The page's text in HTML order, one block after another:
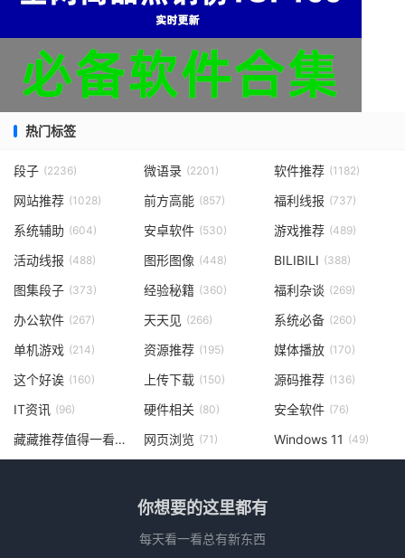
热门标签
段子 (2236) 微语录 (2201) 软件推荐 (1182)
网站推荐 (1028) 前方高能 (857) 福利线报 (737)
系统辅助 (604) 安卓软件 (530) 游戏推荐 (489)
活动线报 (488) 图形图像 (448) BILIBILI (388)
图集段子 (373) 经验秘籍 (360) 福利杂谈 (269)
办公软件 (267) 天天见 (266) 系统必备 (260)
单机游戏 (214) 资源推荐 (195) 媒体播放 (170)
这个好诶 (160) 上传下载 (150) 源码推荐 (136)
IT资讯 (96) 硬件相关 (80) 安全软件 (76)
藏藏推荐值得一看(73) 网页浏览 (71) Windows 11 (49)
你想要的这里都有
每天看一看总有新东西